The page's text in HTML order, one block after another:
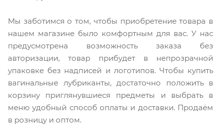
Мы заботимся о том, чтобы приобретение товара в
нашем магазине было комфортным для вас. У нас
предусмотрена возможность заказа без
авторизации, товар прибудет в непрозрачной
упаковке без надписей и логотипов. Чтобы купить
вагинальные лубриканты, достаточно положить в
корзину приглянувшиеся предметы и выбрать в
меню удобный способ оплаты и доставки. Продаём
в розницу и оптом.